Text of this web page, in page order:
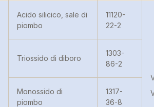
Acido silicico, sale di
piombo
11120-
22-2
Triossido di diboro
1303-
86-2
Monossido di
piombo
1317-
36-8